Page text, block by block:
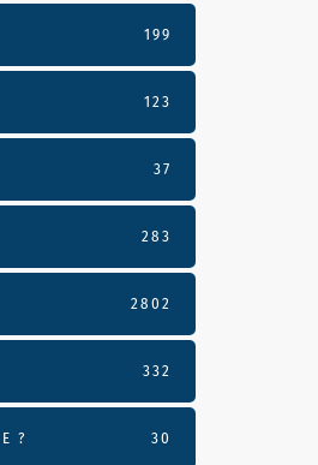
199
123
37
283
2802
332
? 30